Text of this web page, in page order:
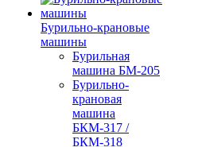
Бурильно-крановые
машины
Бурильная
машина БМ-205
Бурильно-
крановая
машина
БКМ-317 /
БКМ-318